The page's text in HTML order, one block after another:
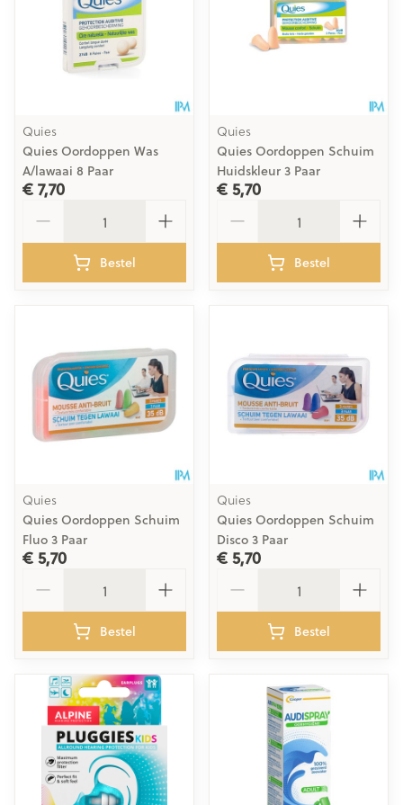
Quies
Quies Oordoppen Was
A/lawaai 8 Paar
€ 7,70
Bestel
Quies
Quies Oordoppen Schuim
Huidskleur 3 Paar
€ 5,70
Bestel
Quies
Quies Oordoppen Schuim
Fluo 3 Paar
€ 5,70
Bestel
Quies
Quies Oordoppen Schuim
Disco 3 Paar
€ 5,70
Bestel